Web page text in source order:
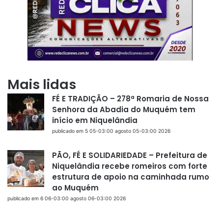
Mais lidas
FÉ E TRADIÇÃO – 278ª Romaria de Nossa
Senhora da Abadia do Muquém tem
início em Niquelândia
publicado em 5 05-03:00 agosto 05-03:00 2026
PÃO, FÉ E SOLIDARIEDADE – Prefeitura de
Niquelândia recebe romeiros com forte
estrutura de apoio na caminhada rumo
ao Muquém
publicado em 6 06-03:00 agosto 06-03:00 2026